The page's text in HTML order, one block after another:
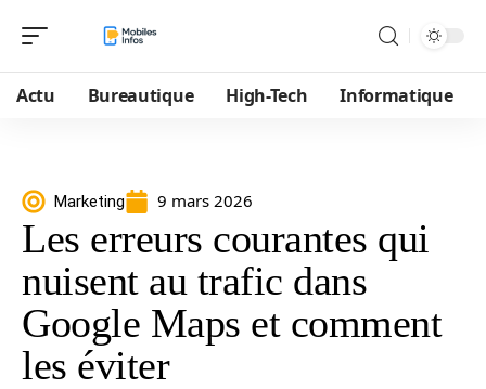
Actu Bureautique High-Tech Informatique
Marketing 9 mars 2026
Les erreurs courantes qui
nuisent au trafic dans
Google Maps et comment
les éviter